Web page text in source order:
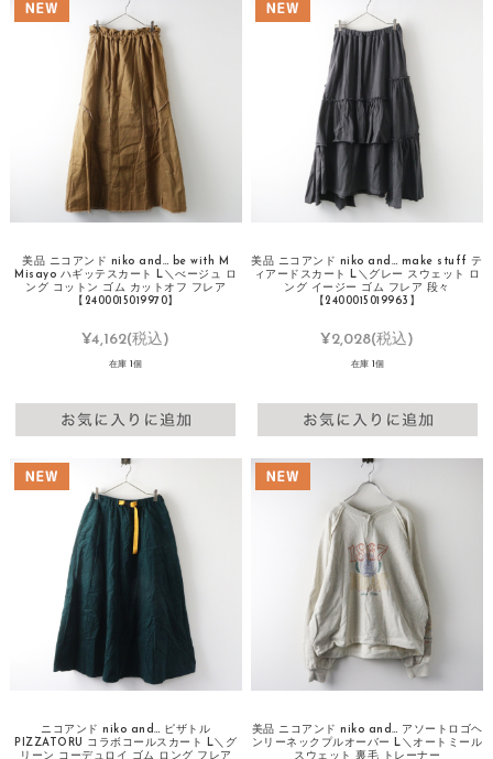
美品 ニコアンド niko and… be with M
Misayo ハギッテスカート L＼べージュ ロ
ング コットン ゴム カットオフ フレア
【2400015019970】
¥4,162(税込)
在庫 1個
美品 ニコアンド niko and… make stuff テ
ィアードスカート L＼グレー スウェット ロ
ング イージー ゴム フレア 段々
【2400015019963】
¥2,028(税込)
在庫 1個
ニコアンド niko and… ピザトル
PIZZATORU コラボコールスカート L＼グ
リーン コーデュロイ ゴム ロング フレア
美品 ニコアンド niko and… アソートロゴヘ
ンリーネックプルオーバー L＼オートミール
スウェット 裏毛 トレーナー